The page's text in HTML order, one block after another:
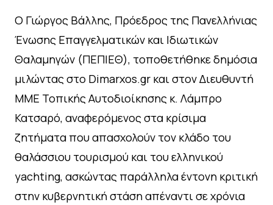
Ο Γιώργος Βάλλης, Πρόεδρος της Πανελλήνιας
Ένωσης Επαγγελματικών και Ιδιωτικών
Θαλαμηγών (ΠΕΠΙΕΘ), τοποθετήθηκε δημόσια
μιλώντας στο Dimarxos.gr και στον Διευθυντή
ΜΜΕ Τοπικής Αυτοδιοίκησης κ. Λάμπρο
Κατσαρό, αναφερόμενος στα κρίσιμα
ζητήματα που απασχολούν τον κλάδο του
θαλάσσιου τουρισμού και του ελληνικού
yachting, ασκώντας παράλληλα έντονη κριτική
στην κυβερνητική στάση απέναντι σε χρόνια